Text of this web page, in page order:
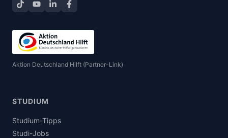
TikTokYouTube
LinkedInFacebook teilen
Aktion Deutschland Hilft (Partner-Link)
STUDIUM
Studium-Tipps
Studi-Jobs